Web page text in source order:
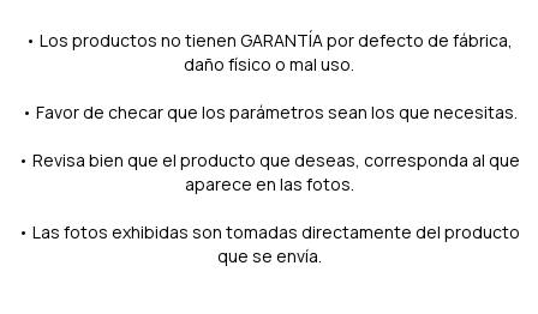
• Los productos no tienen GARANTÍA por defecto de fábrica,
daño físico o mal uso.
• Favor de checar que los parámetros sean los que necesitas.
• Revisa bien que el producto que deseas, corresponda al que
aparece en las fotos.
• Las fotos exhibidas son tomadas directamente del producto
que se envía.